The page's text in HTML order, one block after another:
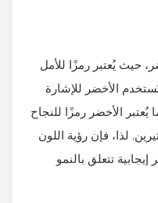
حيث يُعتبر رمزًا للأمل
الأخضر للإشارة
الأخضر رمزًا للنجاح
لذا، فإن رؤية اللون
تتعلق بالنمو